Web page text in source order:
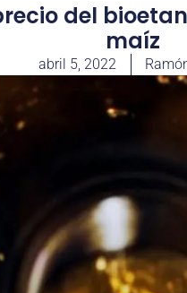
del
maíz
abril 5, 2022